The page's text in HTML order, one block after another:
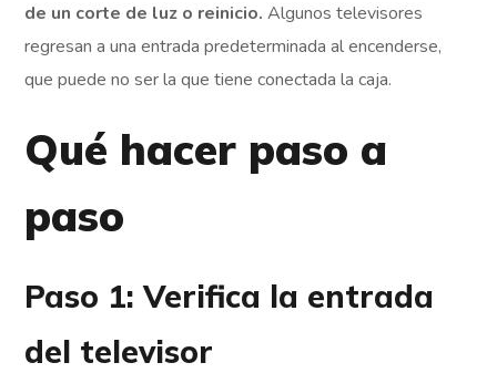
de un corte de luz o reinicio. Algunos televisores
regresan a una entrada predeterminada al encenderse,
que puede no ser la que tiene conectada la caja.
Qué hacer paso a
paso
Paso 1: Verifica la entrada
del televisor